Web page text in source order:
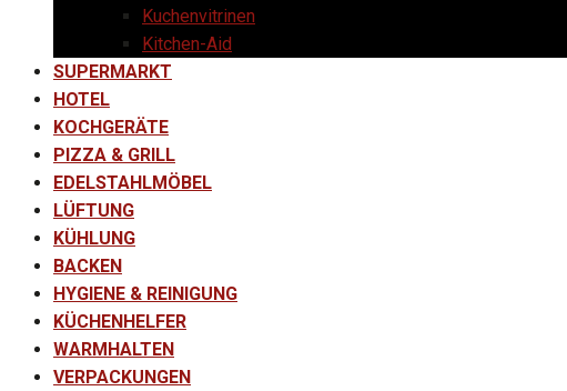
Kuchenvitrinen
Kitchen-Aid
SUPERMARKT
HOTEL
KOCHGERÄTE
PIZZA & GRILL
EDELSTAHLMÖBEL
LÜFTUNG
KÜHLUNG
BACKEN
HYGIENE & REINIGUNG
KÜCHENHELFER
WARMHALTEN
VERPACKUNGEN